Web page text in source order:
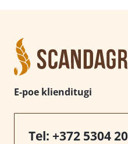
E-poe klienditugi
Tel: +372 5304